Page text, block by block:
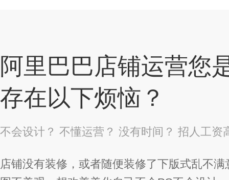
阿里巴巴店铺运营您
存在以下烦恼？
不会设计？ 不懂运营？ 没有时间？ 招人工资
店铺没有装修，或者随便装修了下版式乱不满